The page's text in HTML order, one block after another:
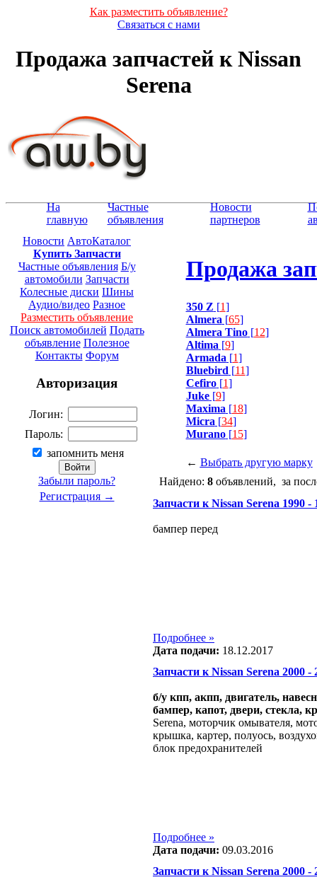
Как разместить объявление?
Связаться с нами
Продажа запчастей к Nissan
Serena
На
главную
Частные
объявления
Новости
партнеров
Новости АвтоКаталог
Купить Запчасти
Частные объявления Б/у
автомобили Запчасти
Колесные диски Шины
Аудио/видео Разное
Разместить объявление
Поиск автомобилей Подать
объявление Полезное
Контакты Форум
Авторизация
Логин:
Пароль:
запомнить меня
Забыли пароль?
Регистрация →
Продажа
350 Z [1]
Almera [65]
Almera Tino[12]
Altima [9]
Armada [1]
Bluebird [11]
Cefiro[1]
Juke[9]
Maxima [18]
Micra [34]
Murano[15]
← Выбрать другую марку
Найдено: 8объявлений, за
Запчасти к Nissan Serena 1990 -
бампер перед
Подробнее »
Дата подачи: 18.12.2017
Запчасти к Nissan Serena 2000 -
б/у кпп, акпп, двигатель,
бампер, капот, двери, стекла,
Serena, моторчик омывателя,
крышка, картер, полуось,
блок предохранителей
Подробнее »
Дата подачи: 09.03.2016
Запчасти к Nissan Serena 2000 -